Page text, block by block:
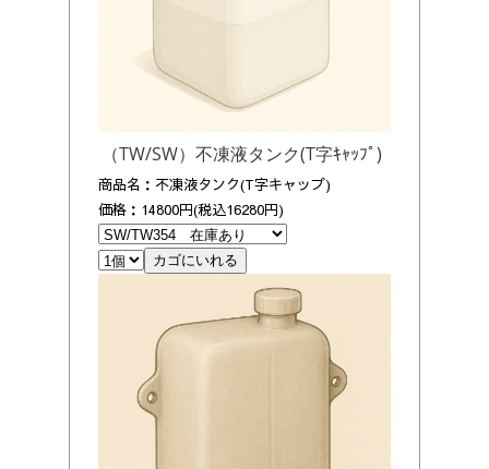
（TW/SW）不凍液タンク(T字ｷｬｯﾌﾟ)
商品名：不凍液タンク(T字キャップ)
価格：14800円(税込16280円)